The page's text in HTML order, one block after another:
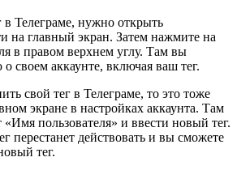
Телеграме, нужно открыть
на главный экран. Затем нажмите на
в правом верхнем углу. Там вы
своем аккаунте, включая ваш тег.
свой тег в Телеграме, то это тоже
экране в настройках аккаунта. Там
пользователя» и ввести новый тег.
перестанет действовать и вы сможете
тег.